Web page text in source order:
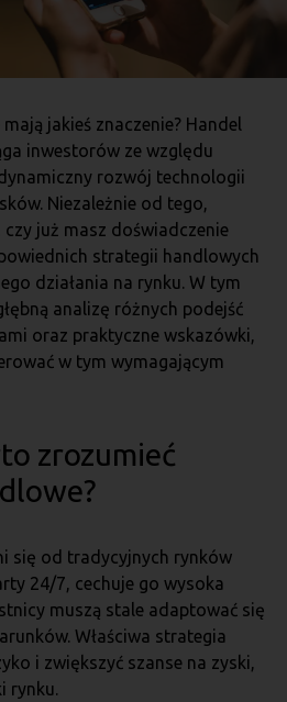
jakieś znaczenie? Handel
inwestorów ze względu
rozwój technologii
Niezależnie od tego,
już masz doświadczenie
strategii handlowych
działania na rynku. W tym
analizę różnych podejść
oraz praktyczne wskazówki,
w tym wymagającym
zrozumieć
się od tradycyjnych rynków
24/7, cechuje go wysoka
muszą stale adaptować się
Właściwa strategia
i zwiększyć szanse na zyski,
rynku.